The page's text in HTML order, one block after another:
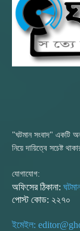
"ঘটমান সংবাদ" একটি
নিয়ে দায়িত্বে সচেষ্ট
যোগাযোগ:
অফিসের ঠিকানা:
পোস্ট কোড: ২২৭০
ইমেইল: